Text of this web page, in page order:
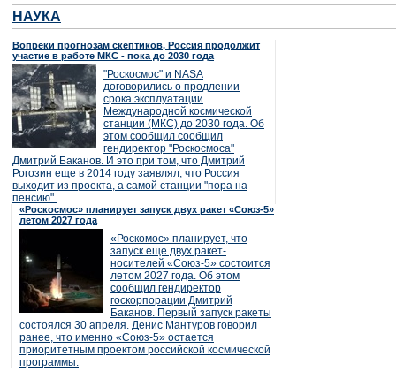
НАУКА
Вопреки прогнозам скептиков, Россия продолжит
участие в работе МКС - пока до 2030 года
"Роскосмос" и NASA
договорились о продлении
срока эксплуатации
Международной космической
станции (МКС) до 2030 года. Об
этом сообщил сообщил
гендиректор "Роскосмоса"
Дмитрий Баканов. И это при том, что Дмитрий
Рогозин еще в 2014 году заявлял, что Россия
выходит из проекта, а самой станции "пора на
пенсию".
«Роскосмос» планирует запуск двух ракет «Союз-5»
летом 2027 года
«Роскомос» планирует, что
запуск еще двух ракет-
носителей «Союз-5» состоится
летом 2027 года. Об этом
сообщил гендиректор
госкорпорации Дмитрий
Баканов. Первый запуск ракеты
состоялся 30 апреля. Денис Мантуров говорил
ранее, что именно «Союз-5» остается
приоритетным проектом российской космической
программы.